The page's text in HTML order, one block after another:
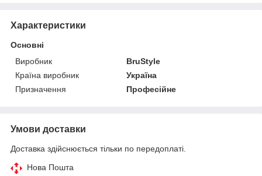
Характеристики
Основні
Виробник
BruStyle
Країна виробник
Україна
Призначення
Професійне
Умови доставки
Доставка здійснюється тільки по передоплаті.
Нова Пошта